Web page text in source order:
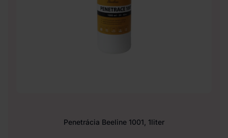
Penetrácia Beeline 1001, 1liter